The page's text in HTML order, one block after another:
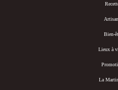
Bien-
Lieux à
La